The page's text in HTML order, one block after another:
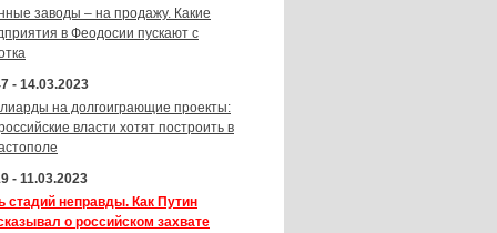
заводы – на продажу. Какие
в Феодосии пускают с
- 14.03.2023
на долгоиграющие проекты:
власти хотят построить в
- 11.03.2023
стадий неправды. Как Путин
о российском захвате